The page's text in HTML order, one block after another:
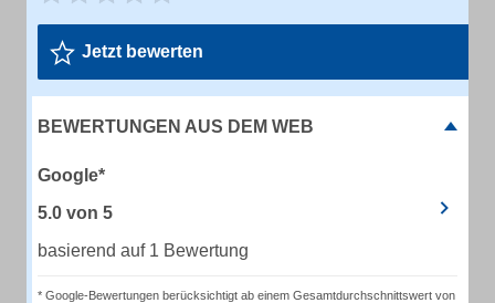
Jetzt bewerten
BEWERTUNGEN AUS DEM WEB
Google*
5.0 von 5
basierend auf 1 Bewertung
* Google-Bewertungen berücksichtigt ab einem Gesamtdurchschnittswert von